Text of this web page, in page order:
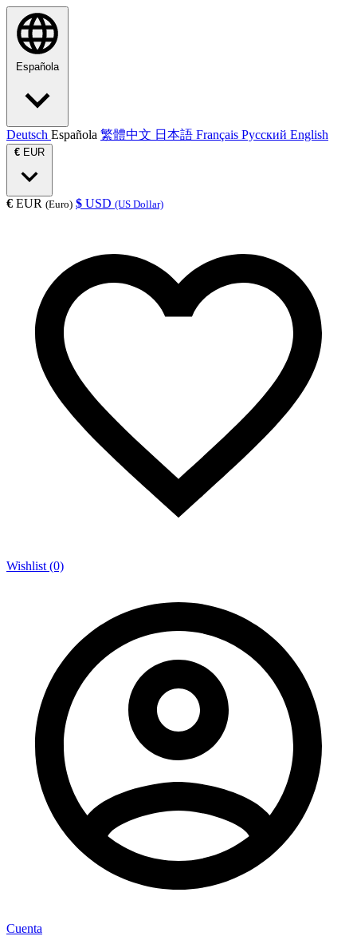
Española
Deutsch Española 繁體中文 日本語 Français Русский English
€ EUR
€ EUR (Euro) $ USD (US Dollar)
Wishlist (0)
Cuenta